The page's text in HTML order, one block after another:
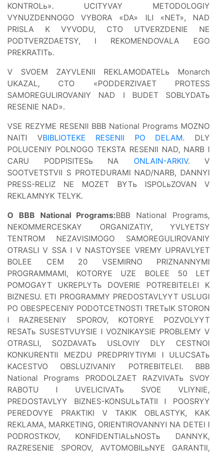
KONTROLь». UCITYVAY METODOLOGIY
VYNUZDENNOGO VYBORA «DA» ILI «NET», NAD
PRISLA K VYVODU, CTO UTVERZDENIE NE
PODTVERZDAETSY, I REKOMENDOVALA EGO
PREKRATITь.
V SVOEM ZAYVLENII REKLAMODATELь Monarch
UKAZAL, CTO «PODDERZIVAET PROTESS
SAMOREGULIROVANIY NAD I BUDET SOBLYDATь
RESENIE NAD».
VSE REZYME RESENII BBB National Programs MOZNO
NAITI VBIBLIOTEKE RESENII PO DELAM. DLY
POLUCENIY POLNOGO TEKSTA RESENII NAD, NARB I
CARU PODPISITESь NA ONLAIN-ARKIV. V
SOOTVETSTVII S PROTEDURAMI NAD/NARB, DANNYI
PRESS-RELIZ NE MOZET BYTь ISPOLьZOVAN V
REKLAMNYK TELYK.
O BBB National Programs:BBB National Programs,
NEKOMMERCESKAY ORGANIZATIY, YVLYETSY
TENTROM NEZAVISIMOGO SAMOREGULIROVANIY
OTRASLI V SSA I V NASTOYSEE VREMY UPRAVLYET
BOLEE CEM 20 VSEMIRNO PRIZNANNYMI
PROGRAMMAMI, KOTORYE UZE BOLEE 50 LET
POMOGAYT UKREPLYTь DOVERIE POTREBITELEI K
BIZNESU. ETI PROGRAMMY PREDOSTAVLYYT USLUGI
PO OBESPECENIY PODOTCETNOSTI TRETьIK STORON
I RAZRESENIY SPOROV, KOTORYE POZVOLYYT
RESATь SUSESTVUYSIE I VOZNIKAYSIE PROBLEMY V
OTRASLI, SOZDAVATь USLOVIY DLY CESTNOI
KONKURENTII MEZDU PREDPRIYTIYMI I ULUCSATь
KACESTVO OBSLUZIVANIY POTREBITELEI. BBB
National Programs PRODOLZAET RAZVIVATь SVOY
RABOTU I UVELICIVATь SVOE VLIYNIE,
PREDOSTAVLYY BIZNES-KONSULьTATII I POOSRYY
PEREDOVYE PRAKTIKI V TAKIK OBLASTYK, KAK
REKLAMA, MARKETING, ORIENTIROVANNYI NA DETEI I
PODROSTKOV, KONFIDENTIALьNOSTь DANNYK,
RAZRESENIE SPOROV, AVTOMOBILьNYE GARANTII,